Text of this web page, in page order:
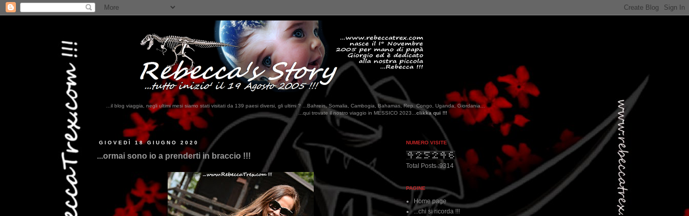
...il blog viaggia, negli ultimi mesi siamo stati visitati da 139 paesi diversi, gli ultimi ? ...Bahrein, Somalia, Cambogia, Bahamas, Rep. Congo, Uganda, Giordania...
...qui trovate il nostro viaggio in MESSICO 2023...clikka qui !!!
GIOVEDÌ 18 GIUGNO 2020
...ormai sono io a prenderti in braccio !!!
NUMERO VISITE
Total Posts :9314
PAGINE
Home page
...chi si ricorda !!!